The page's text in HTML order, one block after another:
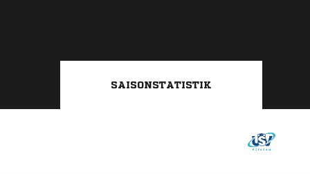
SAISONSTATISTIK